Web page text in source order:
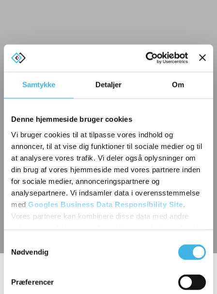
Samtykke Detaljer Om
Denne hjemmeside bruger cookies
Vi bruger cookies til at tilpasse vores indhold og
annoncer, til at vise dig funktioner til sociale medier og til
at analysere vores trafik. Vi deler også oplysninger om
din brug af vores hjemmeside med vores partnere inden
for sociale medier, annonceringspartnere og
analysepartnere. Vi indsamler data i overensstemmelse
med Googles Business Data Responsibility Site
Vores partnere kan kombinere disse data med andre
Nødvendig
Præferencer
Naturlige kølemidler til